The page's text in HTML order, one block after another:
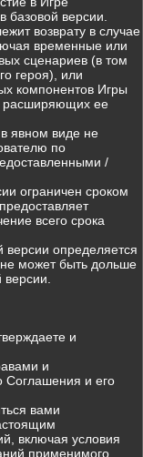
базовой версии.
возврату в случае
временные или
сценариев (в том
героя), или
компонентов Игры
расширяющих ее
явном виде не
по
/
ограничен сроком
всего срока
определяется
может быть дольше
и
и
Соглашения и его
вами
включая условия
применимого